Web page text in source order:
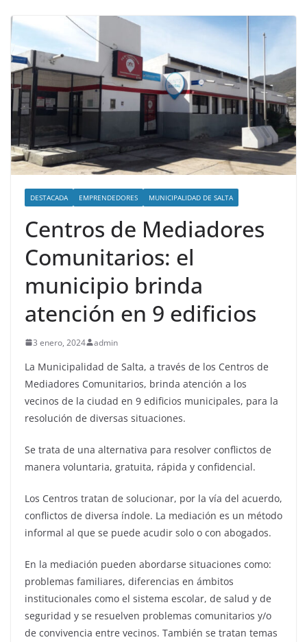
DESTACADA EMPRENDEDORES MUNICIPALIDAD DE SALTA
Centros de Mediadores
Comunitarios: el
municipio brinda
atención en 9 edificios
3 enero, 2024 admin
La Municipalidad de Salta, a través de los Centros de
Mediadores Comunitarios, brinda atención a los
vecinos de la ciudad en 9 edificios municipales, para la
resolución de diversas situaciones.
Se trata de una alternativa para resolver conflictos de
manera voluntaria, gratuita, rápida y confidencial.
Los Centros tratan de solucionar, por la vía del acuerdo,
conflictos de diversa índole. La mediación es un método
informal al que se puede acudir solo o con abogados.
En la mediación pueden abordarse situaciones como:
problemas familiares, diferencias en ámbitos
institucionales como el sistema escolar, de salud y de
seguridad y se resuelven problemas comunitarios y/o
de convivencia entre vecinos. También se tratan temas